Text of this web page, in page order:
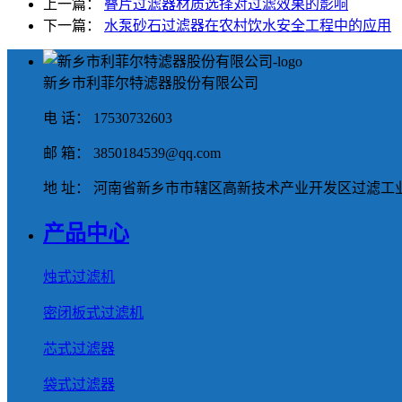
上一篇： 叠片过滤器材质选择对过滤效果的影响
下一篇： 水泵砂石过滤器在农村饮水安全工程中的应用
新乡市利菲尔特滤器股份有限公司
电 话： 17530732603
邮 箱： 3850184539@qq.com
地 址： 河南省新乡市市辖区高新技术产业开发区过滤工
产品中心
烛式过滤机
密闭板式过滤机
芯式过滤器
袋式过滤器